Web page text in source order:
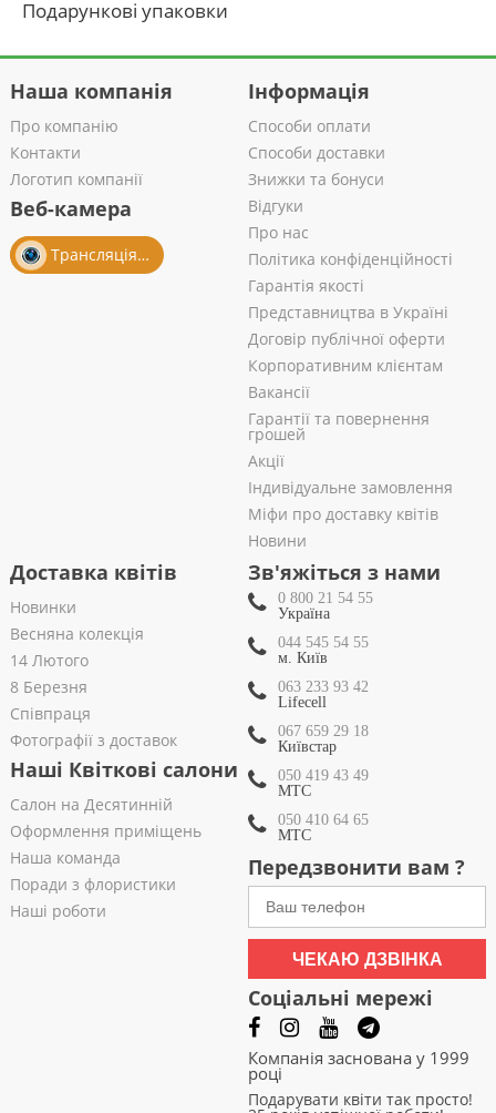
Подарункові упаковки
Наша компанія
Про компанію
Контакти
Логотип компанії
Веб-камера
Трансляція із салону
Інформація
Способи оплати
Способи доставки
Знижки та бонуси
Відгуки
Про нас
Політика конфіденційності
Гарантія якості
Представництва в Україні
Договір публічної оферти
Корпоративним клієнтам
Вакансії
Гарантії та повернення
грошей
Акції
Індивідуальне замовлення
Міфи про доставку квітів
Новини
Доставка квітів
Новинки
Весняна колекція
14 Лютого
8 Березня
Співпраця
Фотографії з доставок
Наші Квіткові салони
Салон на Десятинній
Оформлення приміщень
Наша команда
Поради з флористики
Наші роботи
Зв'яжіться з нами
0 800 21 54 55
Україна
044 545 54 55
м. Київ
063 233 93 42
Lifecell
067 659 29 18
Київстар
050 419 43 49
МТС
050 410 64 65
МТС
Передзвонити вам ?
ЧЕКАЮ ДЗВІНКА
Соціальні мережі
Компанія заснована у 1999
році
Подарувати квіти так просто!